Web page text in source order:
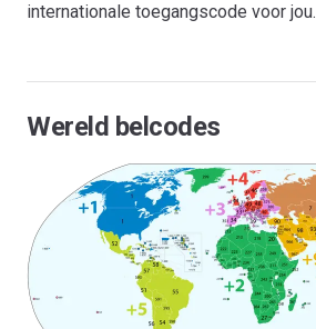
internationale toegangscode voor jou.
Wereld belcodes